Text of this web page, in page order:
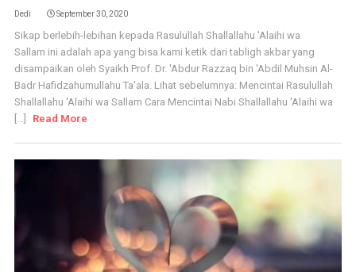
Dedi September 30, 2020
Sikap berlebih-lebihan kepada Rasulullah Shallallahu 'Alaihi wa
Sallam ini adalah apa yang bisa kami ketik dari tabligh akbar yang
disampaikan oleh Syaikh Prof. Dr. 'Abdur Razzaq bin 'Abdil Muhsin Al-
Badr Hafidzahumullahu Ta'ala. Lihat sebelumnya: Mencintai Rasulullah
Shallallahu 'Alaihi wa Sallam Cara Mencintai Nabi Shallallahu 'Alaihi wa
[...]
Read More